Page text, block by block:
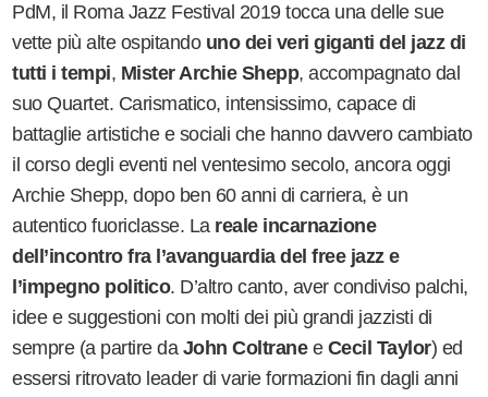
PdM, il Roma Jazz Festival 2019 tocca una delle sue
vette più alte ospitando uno dei veri giganti del jazz di
tutti i tempi, Mister Archie Shepp, accompagnato dal
suo Quartet. Carismatico, intensissimo, capace di
battaglie artistiche e sociali che hanno davvero cambiato
il corso degli eventi nel ventesimo secolo, ancora oggi
Archie Shepp, dopo ben 60 anni di carriera, è un
autentico fuoriclasse. La reale incarnazione
dell ’incontro fra l ’avanguardia del free jazz e
’impegno politico. D’altro canto, aver condiviso palchi,
idee e suggestioni con molti dei più grandi jazzisti di
sempre (a partire da John Coltranee Cecil Taylor) ed
essersi ritrovato leader di varie formazioni fin dagli anni